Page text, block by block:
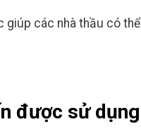
giúp các nhà thầu có
được sử